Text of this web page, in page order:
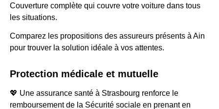
Couverture complète qui couvre votre voiture dans tous
les situations.
Comparez les propositions des assureurs présents à Ain
pour trouver la solution idéale à vos attentes.
Protection médicale et mutuelle
💖 Une assurance santé à Strasbourg renforce le
remboursement de la Sécurité sociale en prenant en